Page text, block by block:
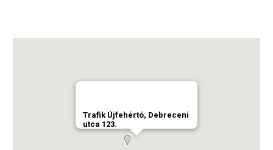
Trafik Újfehértó, Debreceni
utca 123.